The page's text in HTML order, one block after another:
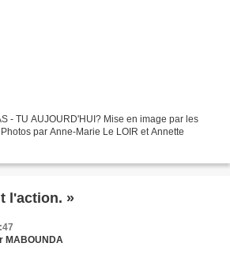
- TU AUJOURD'HUI? Mise en image par les
par Anne-Marie Le LOIR et Annette
l'action. »
MABOUNDA